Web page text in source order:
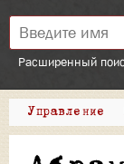
Расширенный
Управление